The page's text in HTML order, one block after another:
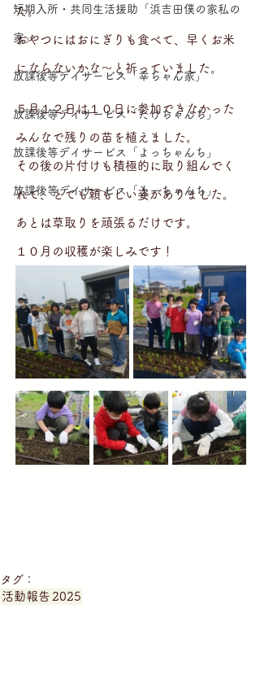
短期入所・共同生活援助「浜吉田僕の家私の
家」
放課後等デイサービス「幸ちゃん家」
放課後等デイサービス「たけちゃんち」
放課後等デイサービス「よっちゃんち」
放課後等デイサービス「まーちゃんち」
た。
おやつにはおにぎりも食べて、早くお米
にならないかな～と祈っていました。
５月１２日は１０日に参加できなかった
みんなで残りの苗を植えました。
その後の片付けも積極的に取り組んでく
れて、とても頼もしい姿がありました。
あとは草取りを頑張るだけです。
１０月の収穫が楽しみです！
タグ：
活動報告 2025